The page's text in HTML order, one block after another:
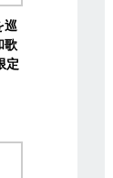
巡
歌
定